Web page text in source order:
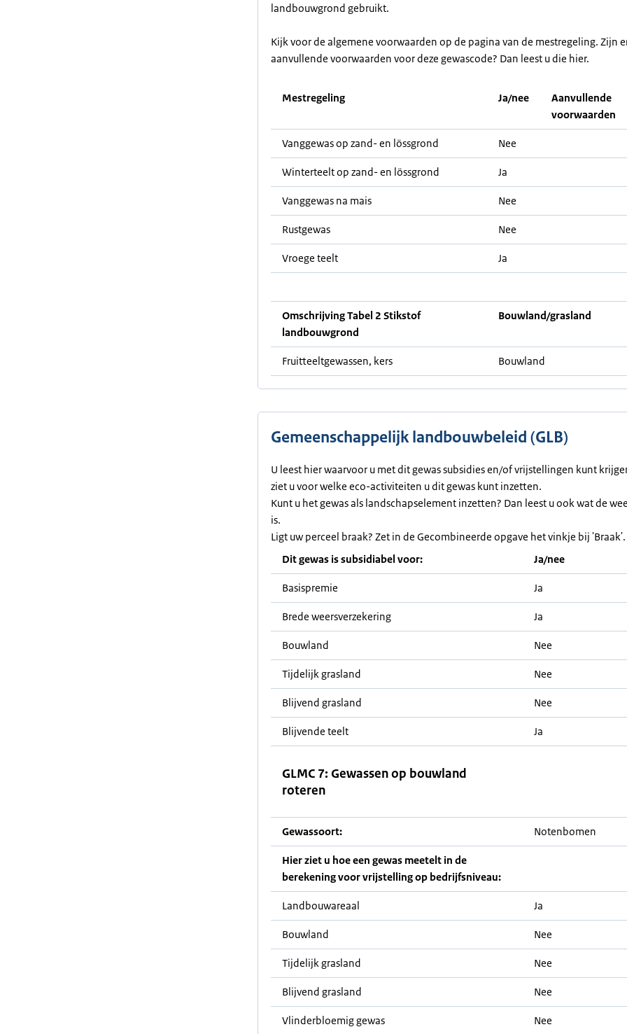
landbouwgrond gebruikt.
Kijk voor de algemene voorwaarden op de pagina van de mestregeling. Zijn
aanvullende voorwaarden voor deze gewascode? Dan leest u die hier.
Mestregeling Ja/nee
Aanvullende
voorwaarden
Vanggewas op zand- en lössgrond Nee
Winterteelt op zand- en lössgrond Ja
Vanggewas na mais Nee
Rustgewas Nee
Vroege teelt Ja
Omschrijving Tabel 2 Stikstof
landbouwgrond
Bouwland/grasland
Fruitteeltgewassen, kers Bouwland
Gemeenschappelijk landbouwbeleid (GLB)
U leest hier waarvoor u met dit gewas subsidies en/of vrijstellingen kunt
ziet u voor welke eco-activiteiten u dit gewas kunt inzetten.
Kunt u het gewas als landschapselement inzetten? Dan leest u ook wat de
is.
Ligt uw perceel braak? Zet in de Gecombineerde opgave het vinkje bij 'Braak'.
Dit gewas is subsidiabel voor:
Ja/nee
Basispremie Ja
Brede weersverzekering Ja
Bouwland Nee
Tijdelijk grasland Nee
Blijvend grasland Nee
Blijvende teelt Ja
GLMC 7: Gewassen op bouwland
roteren
Gewassoort: Notenbomen
Hier ziet u hoe een gewas meetelt in de
berekening voor vrijstelling op bedrijfsniveau:
Landbouwareaal Ja
Bouwland Nee
Tijdelijk grasland Nee
Blijvend grasland Nee
Vlinderbloemig gewas Nee